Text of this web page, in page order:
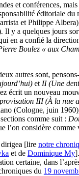
et conférences,
éditoriale
et Philippe
y a quelques jours
en a confié la
Boulez « aux
autres sont,
et II (Une
écrit un nouveau
III (À la nue
(Cologne, juin
comme suit :
l’on considère
dirigea [lire notre
et de Dominique My
certaine, dans
du 19